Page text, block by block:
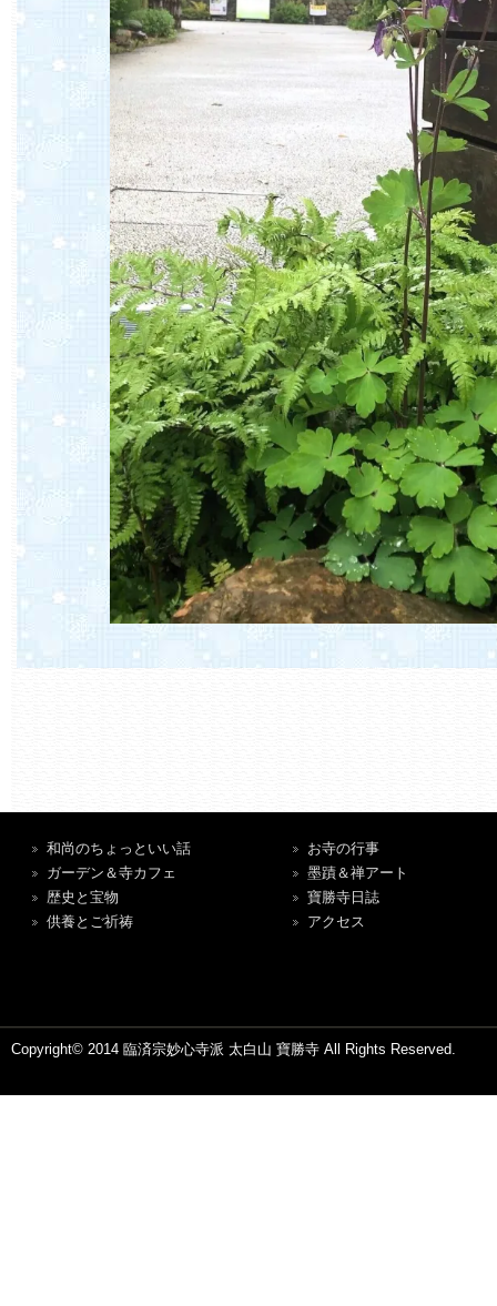
和尚のちょっといい話
ガーデン＆寺カフェ
歴史と宝物
供養とご祈祷
お寺の行事
墨蹟＆禅アート
寶勝寺日誌
アクセス
Copyright© 2014 臨済宗妙心寺派 太白山 寶勝寺 All Rights Reserved.